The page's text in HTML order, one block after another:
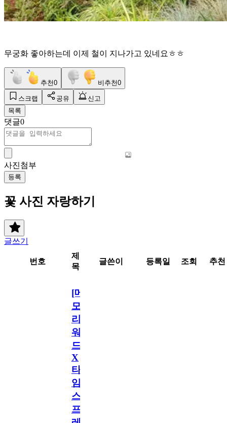
무궁화 좋아하는데 이제 철이 지나가고 있네요ㅎㅎ
추천0 비추천0
스크랩 공유
신고
목록
댓글0
사진첨부
등록
꽃 사진 자랑하기
글쓰기
번호
제
목
글쓴이 등록일 조회 추천
[메
모
리
워
드
X
타
임
스
프